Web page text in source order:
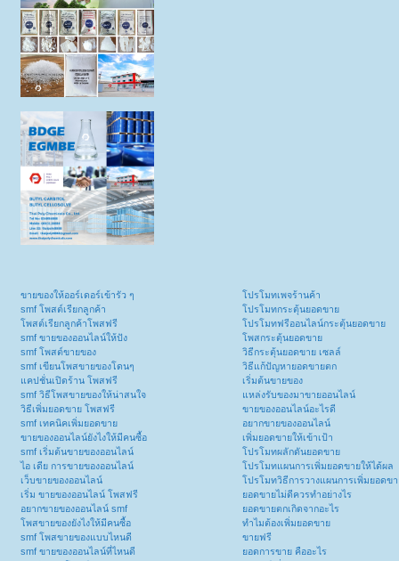
ขายของให้ออร์เดอร์เข้ารัว ๆ
smf โพสต์เรียกลูกค้า
โพสต์เรียกลูกค้าโพสฟรี
smf ขายของออนไลน์ให้ปัง
smf โพสต์ขายของ
smf เขียนโพสขายของโดนๆ
แคปชั่นเปิดร้าน โพสฟรี
smf วิธีโพสขายของให้น่าสนใจ
วิธีเพิ่มยอดขาย โพสฟรี
smf เทคนิคเพิ่มยอดขาย
ขายของออนไลน์ยังไงให้มีคนซื้อ
smf เริ่มต้นขายของออนไลน์
ไอ เดีย การขายของออนไลน์
เว็บขายของออนไลน์
เริ่ม ขายของออนไลน์ โพสฟรี
อยากขายของออนไลน์ smf
โพสขายของยังไงให้มีคนซื้อ
smf โพสขายของแบบไหนดี
smf ขายของออนไลน์ที่ไหนดี
โปรโมทเพจร้านค้า
โปรโมทกระตุ้นยอดขาย
โปรโมทฟรีออนไลน์กระตุ้นยอดขาย
โพสกระตุ้นยอดขาย
วิธีกระตุ้นยอดขาย เซลล์
วิธีแก้ปัญหายอดขายตก
เริ่มต้นขายของ
แหล่งรับของมาขายออนไลน์
ขายของออนไลน์อะไรดี
อยากขายของออนไลน์
เพิ่มยอดขายให้เข้าเป้า
โปรโมทผลักดันยอดขาย
โปรโมทแผนการเพิ่มยอดขายให้ได้ผล
โปรโมทวิธีการวางแผนการเพิ่มยอดข
ยอดขายไม่ดีควรทำอย่างไร
ยอดขายตกเกิดจากอะไร
ทำไมต้องเพิ่มยอดขาย
ขายฟรี
ยอดการขาย คืออะไร